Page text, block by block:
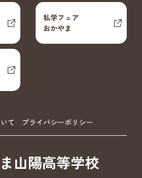
私学フェア
おかやま
て プライバシーポリシー
山陽高等学校